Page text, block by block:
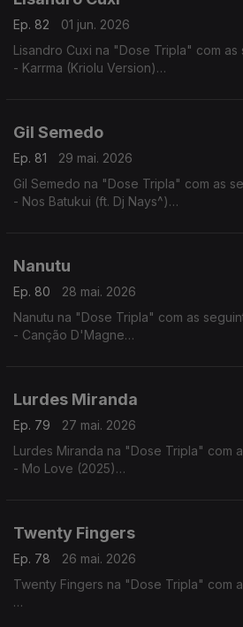
Ep. 82
01 jun. 2026
Lisandro Cuxi na "Dose Tripla"
- Karrma (Kriolu Version)
Gil Semedo
Ep. 81
29 mai. 2026
Gil Semedo na "Dose Tripla" com as
- Nos Batukui (ft. Dj Nays^)
Nanutu
Ep. 80
28 mai. 2026
Nanutu na "Dose Tripla" com as
- Canção D'Magne
Lurdes Miranda
Ep. 79
27 mai. 2026
Lurdes Miranda na "Dose Tripla" com
- Mo Love (2025)
Twenty Fingers
Ep. 78
26 mai. 2026
Twenty Fingers na "Dose